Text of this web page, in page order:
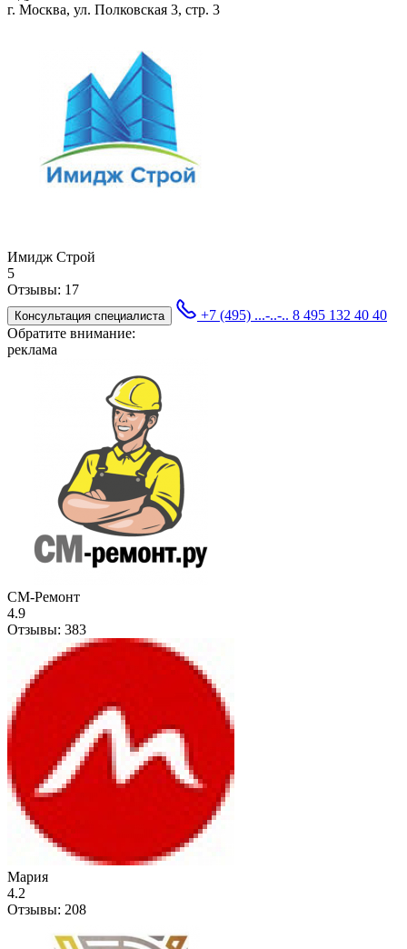
г. Москва, ул. Полковская 3, стр. 3
Имидж Строй
5
Отзывы: 17
Консультация специалиста +7 (495) ...-..-.. 8 495 132 40 40
Обратите внимание:
реклама
СМ-Ремонт
4.9
Отзывы: 383
Мария
4.2
Отзывы: 208